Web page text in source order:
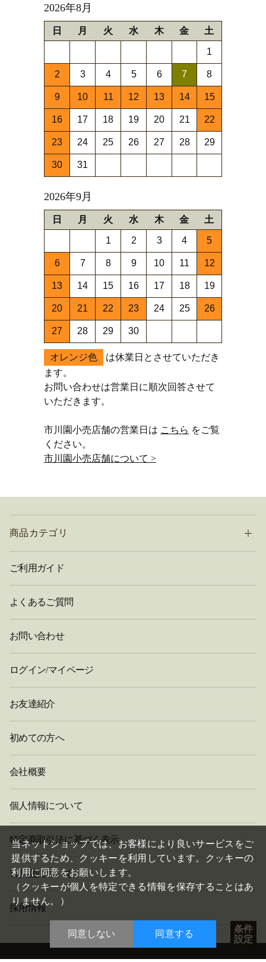
条件
設定
2026年8月
日 月 火 水 木 金 土
1
2 3 4 5 6 7 8
9 10 11 12 13 14 15
16 17 18 19 20 21 22
23 24 25 26 27 28 29
30 31
2026年9月
日 月 火 水 木 金 土
1 2 3 4 5
6 7 8 9 10 11 12
13 14 15 16 17 18 19
20 21 22 23 24 25 26
27 28 29 30
オレンジ色
は休業日とさせていただき
ます。
お問い合わせは営業日に順次回答させて
いただきます。
市川園小売店舗の営業日は こちら をご覧
ください。
市川園小売店舗について >
商品カテゴリ
ご利用ガイド
よくあるご質問
お問い合わせ
ログイン/マイページ
お友達紹介
初めての方へ
会社概要
個人情報について
特定商取引法に基づく表示
市川園について
採用情報
当ネットショップでは、お客様により良いサービスをご
提供するため、クッキーを利用しています。クッキーの
利用に同意をお願いします。
（クッキーが個人を特定できる情報を保存することはあ
りません。）
同意しない
閉
じ
る
同意する